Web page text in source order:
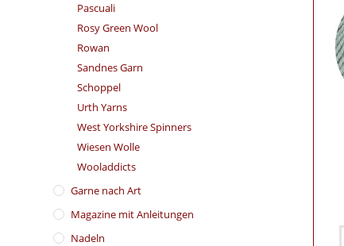
Pascuali
Rosy Green Wool
Rowan
Sandnes Garn
Schoppel
Urth Yarns
West Yorkshire Spinners
Wiesen Wolle
Wooladdicts
Garne nach Art
Magazine mit Anleitungen
Nadeln